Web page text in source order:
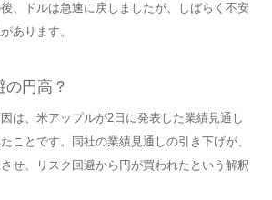
、ドルは急速に戻しましたが、しばらく不安
あります。
円高？
は、米アップルが2日に発表した業績見通し
ことです。同社の業績見通しの引き下げが、
せ、リスク回避から円が買われたという解釈